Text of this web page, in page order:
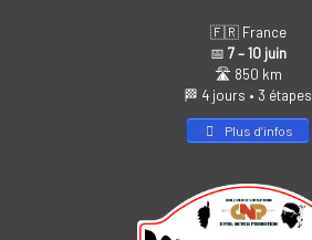
🇫🇷 France
📅 7 – 10 juin
🛣️ 850 km
🏁 4 jours • 3 étapes
Plus d’infos